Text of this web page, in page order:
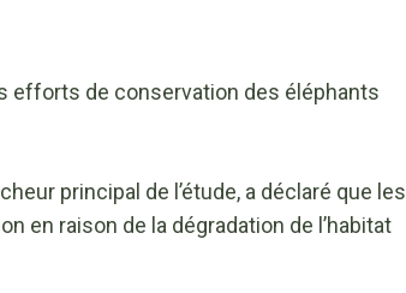
efforts de conservation des éléphants
principal de l’étude, a déclaré que les
en raison de la dégradation de l’habitat